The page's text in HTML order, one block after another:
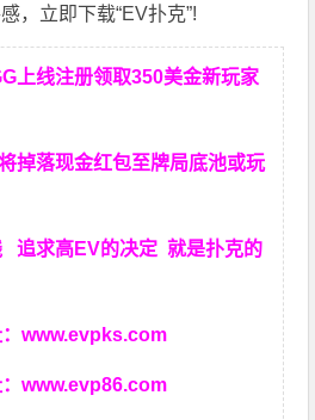
，立即下载“EV扑克”!
上线注册领取350美金新玩家
掉落现金红包至牌局底池或玩
追求高EV的决定就是扑克的
www.evpks.com
www.evp86.com